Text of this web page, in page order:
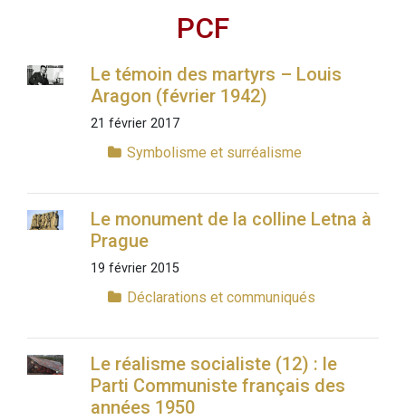
PCF
Le témoin des martyrs – Louis
Aragon (février 1942)
21 février 2017
Symbolisme et surréalisme
Le monument de la colline Letna à
Prague
19 février 2015
Déclarations et communiqués
Le réalisme socialiste (12) : le
Parti Communiste français des
années 1950